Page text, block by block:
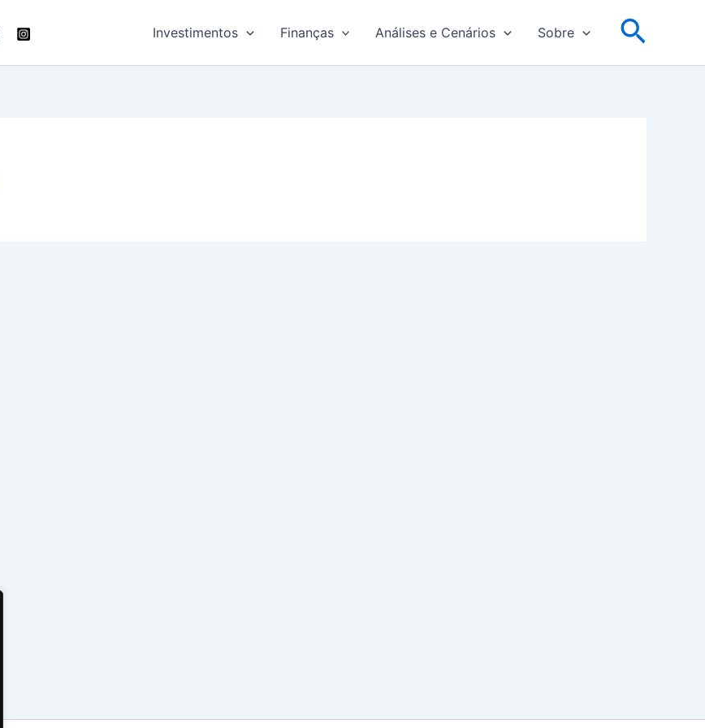
Investimentos Finanças Análises e Cenários Sobre